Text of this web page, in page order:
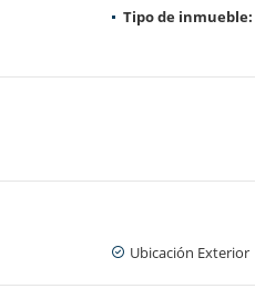
Tipo de inmueble:
Ubicación Exterior